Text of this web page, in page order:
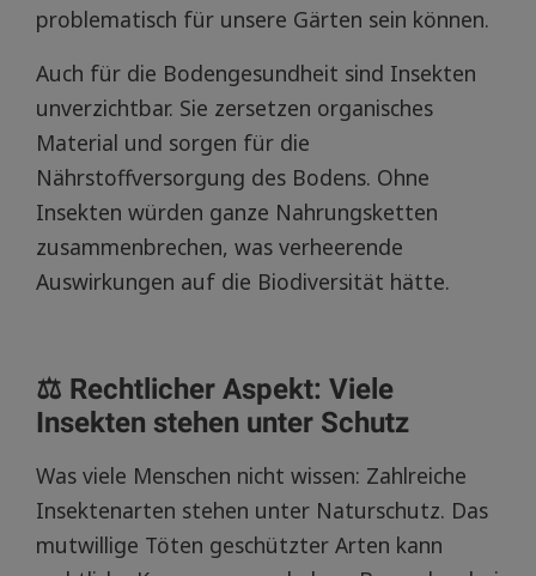
problematisch für unsere Gärten sein können.
Auch für die Bodengesundheit sind Insekten
unverzichtbar. Sie zersetzen organisches
Material und sorgen für die
Nährstoffversorgung des Bodens. Ohne
Insekten würden ganze Nahrungsketten
zusammenbrechen, was verheerende
Auswirkungen auf die Biodiversität hätte.
⚖️ Rechtlicher Aspekt: Viele
Insekten stehen unter Schutz
Was viele Menschen nicht wissen: Zahlreiche
Insektenarten stehen unter Naturschutz. Das
mutwillige Töten geschützter Arten kann